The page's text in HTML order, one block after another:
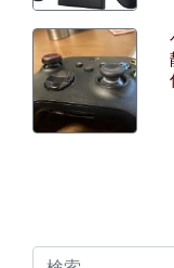
検索: